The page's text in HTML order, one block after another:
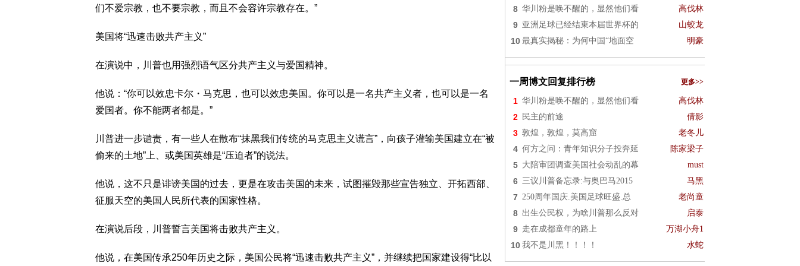
们不爱宗教，也不要宗教，而且不会容许宗教存在。”
美国将“迅速击败共产主义”
在演说中，川普也用强烈语气区分共产主义与爱国精神。
他说：“你可以效忠卡尔・马克思，也可以效忠美国。你可以是一名共产主义者，也可以是一名
爱国者。你不能两者都是。”
川普进一步谴责，有一些人在散布“抹黑我们传统的马克思主义谎言”，向孩子灌输美国建立在“被
偷来的土地”上、或美国英雄是“压迫者”的说法。
他说，这不只是诽谤美国的过去，更是在攻击美国的未来，试图摧毁那些宣告独立、开拓西部、
征服天空的美国人民所代表的国家性格。
在演说后段，川普誓言美国将击败共产主义。
他说，在美国传承250年历史之际，美国公民将“迅速击败共产主义”，并继续把国家建设得“比以
8 华川粉是唤不醒的，显然他们看 高伐林
9 亚洲足球已经结束本届世界杯的 山蛟龙
10 最真实揭秘：为何中国“地面空 明豪
一周博文回复排行榜 更多>>
1 华川粉是唤不醒的，显然他们看 高伐林
2 民主的前途 倩影
3 敦煌，敦煌，莫高窟 老冬儿
4 何方之问：青年知识分子投奔延 陈家梁子
5 大陪审团调查美国社会动乱的幕 must
6 三议川普备忘录:与奥巴马2015 马黑
7 250周年国庆.美国足球旺盛.总 老尚童
8 出生公民权，为啥川普那么反对 启泰
9 走在成都童年的路上 万湖小舟1
10 我不是川黑！！！！ 水蛇